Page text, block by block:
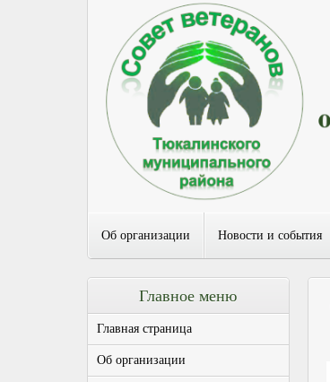
Об организации Новости и события
Главное меню
Главная страница
Об организации